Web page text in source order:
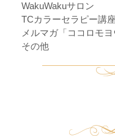
WakuWakuサロン
TCカラーセラピー講座
メルマガ「ココロモ
その他